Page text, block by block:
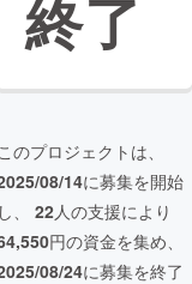
終了
のプロジェクトは、
08/14に募集を開始
し、 22人の支援により
円の資金を集め、
08/24に募集を終了